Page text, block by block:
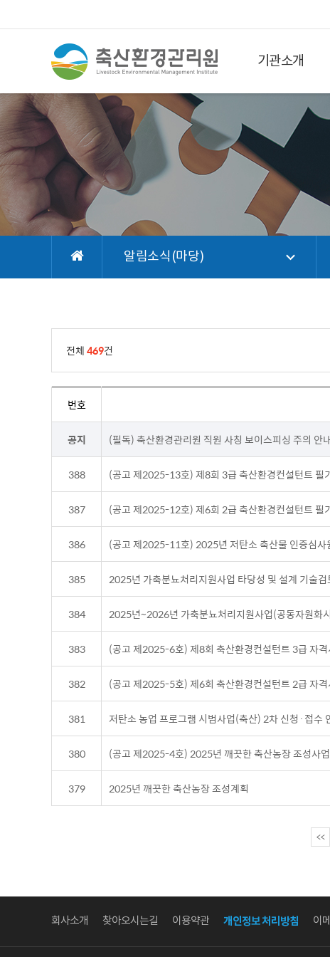
기관소개
알림소식(마당)
전체469건
번호
공지 (필독) 축산환경관리원 직원 사칭 보이스피싱 주의 안
388 (공고 제2025-13호) 제8회 3급 축산환경컨설턴트 필
387 (공고 제2025-12호) 제6회 2급 축산환경컨설턴트 필
386 (공고 제2025-11호) 2025년 저탄소 축산물 인증심사
385 2025년 가축분뇨처리지원사업 타당성 및 설계 기술검
384 2025년~2026년 가축분뇨처리지원사업(공동자원화
383 (공고 제2025-6호) 제8회 축산환경컨설턴트 3급 자격
382 (공고 제2025-5호) 제6회 축산환경컨설턴트 2급 자격
381 저탄소 농업 프로그램 시범사업(축산) 2차 신청·접수
380 (공고 제2025-4호) 2025년 깨끗한 축산농장 조성사
379 2025년 깨끗한 축산농장 조성계획
<<
회사소개 찾아오시는길 이용약관 개인정보 처리방침 이